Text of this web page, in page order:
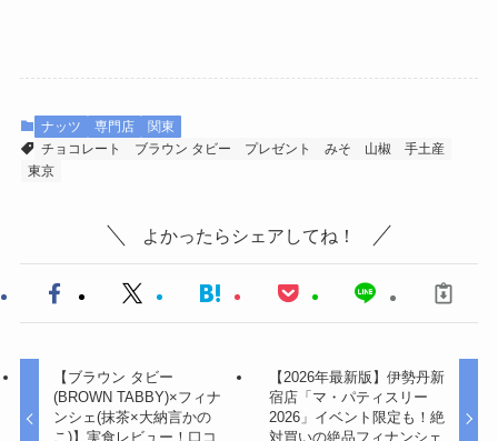
ナッツ 専門店
関東
チョコレート
ブラウン タビー プレゼント みそ 山椒
手土産
東京
よかったらシェアしてね！
【ブラウン タビー
(BROWN TABBY)×フィナ
ンシェ(抹茶×大納言かの
こ)】実食レビュー！口コ
【2026年最新版】伊勢丹新
宿店「マ・パティスリー
2026」イベント限定も！絶
対買いの絶品フィナンシェ